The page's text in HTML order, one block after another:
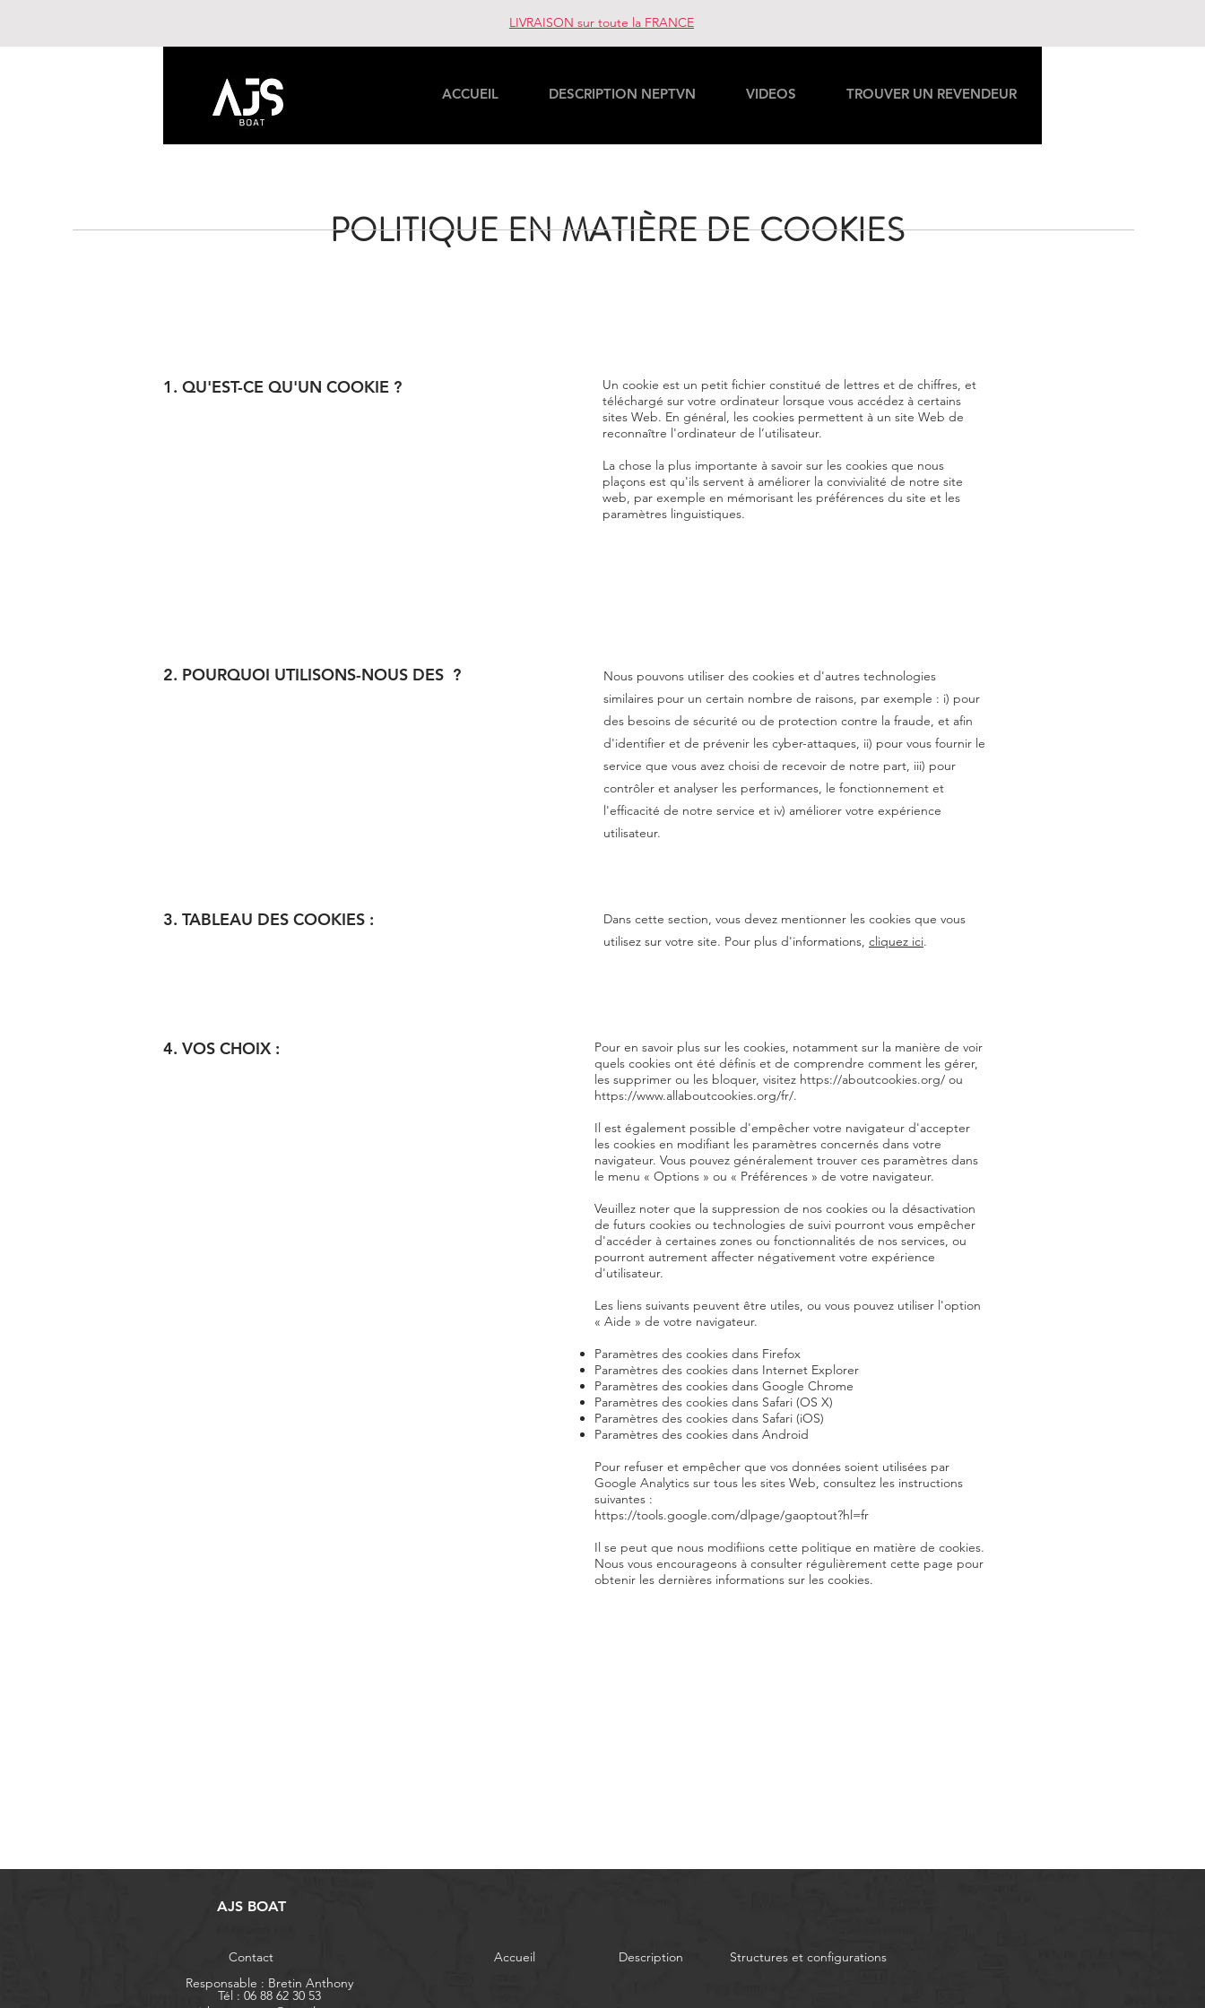
LIVRAISON sur toute la FRANCE
ACCUEIL DESCRIPTION NEPTVN VIDEOS TROUVER UN REVENDEUR
POLITIQUE EN MATIÈRE DE COOKIES
1. QU'EST-CE QU'UN COOKIE ?
Un cookie est un petit fichier constitué de lettres et de chiffres, et
téléchargé sur votre ordinateur lorsque vous accédez à certains
sites Web. En général, les cookies permettent à un site Web de
reconnaître l'ordinateur de l’utilisateur.
La chose la plus importante à savoir sur les cookies que nous
plaçons est qu'ils servent à améliorer la convivialité de notre site
web, par exemple en mémorisant les préférences du site et les
paramètres linguistiques.
2. POURQUOI UTILISONS-NOUS DES ?
Nous pouvons utiliser des cookies et d'autres technologies
similaires pour un certain nombre de raisons, par exemple : i) pour
des besoins de sécurité ou de protection contre la fraude, et afin
d'identifier et de prévenir les cyber-attaques, ii) pour vous fournir le
service que vous avez choisi de recevoir de notre part, iii) pour
contrôler et analyser les performances, le fonctionnement et
l'efficacité de notre service et iv) améliorer votre expérience
utilisateur.
3. TABLEAU DES COOKIES :
Dans cette section, vous devez mentionner les cookies que vous
utilisez sur votre site. Pour plus d'informations, cliquez ici.
4. VOS CHOIX :
Pour en savoir plus sur les cookies, notamment sur la manière de voir
quels cookies ont été définis et de comprendre comment les gérer,
les supprimer ou les bloquer, visitez https://aboutcookies.org/ ou
https://www.allaboutcookies.org/fr/.
Il est également possible d'empêcher votre navigateur d'accepter
les cookies en modifiant les paramètres concernés dans votre
navigateur. Vous pouvez généralement trouver ces paramètres dans
le menu « Options » ou « Préférences » de votre navigateur.
Veuillez noter que la suppression de nos cookies ou la désactivation
de futurs cookies ou technologies de suivi pourront vous empêcher
d'accéder à certaines zones ou fonctionnalités de nos services, ou
pourront autrement affecter négativement votre expérience
d'utilisateur.
Les liens suivants peuvent être utiles, ou vous pouvez utiliser l'option
« Aide » de votre navigateur.
Paramètres des cookies dans Firefox
Paramètres des cookies dans Internet Explorer
Paramètres des cookies dans Google Chrome
Paramètres des cookies dans Safari (OS X)
Paramètres des cookies dans Safari (iOS)
Paramètres des cookies dans Android
Pour refuser et empêcher que vos données soient utilisées par
Google Analytics sur tous les sites Web, consultez les instructions
suivantes :
https://tools.google.com/dlpage/gaoptout?hl=fr
Il se peut que nous modifiions cette politique en matière de cookies.
Nous vous encourageons à consulter régulièrement cette page pour
obtenir les dernières informations sur les cookies.
AJS BOAT
Contact Accueil Description
Structures et configurations
Responsable : Bretin Anthony
Tél : 06 88 62 30 53